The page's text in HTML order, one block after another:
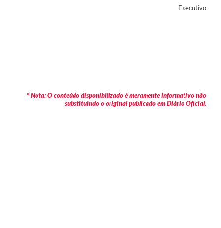
Executivo
* Nota: O conteúdo disponibilizado é meramente informativo não
substituindo o original publicado em Diário Oficial.